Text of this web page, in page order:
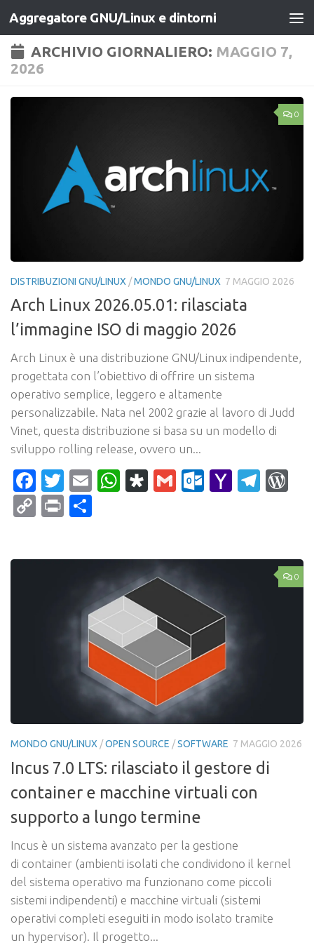
Salta al contenuto
Aggregatore GNU/Linux e dintorni
ARCHIVIO GIORNALIERO: MAGGIO 7,
2026
0
DISTRIBUZIONI GNU/LINUX /MONDO GNU/LINUX 7 MAGGIO 2026
Arch Linux 2026.05.01: rilasciata
l’immagine ISO di maggio 2026
Arch Linux è una distribuzione GNU/Linux indipendente,
progettata con l’obiettivo di offrire un sistema
operativo semplice, leggero e altamente
personalizzabile. Nata nel 2002 grazie al lavoro di Judd
Vinet, questa distribuzione si basa su un modello di
sviluppo rolling release, ovvero un...
Facebook
Twitter
EmailWhatsApp
Diaspora
Gmail Yahoo
CopyPrint
0
MONDO GNU/LINUX /OPEN SOURCE /SOFTWARE 7 MAGGIO 2026
Incus 7.0 LTS: rilasciato il gestore di
container e macchine virtuali con
supporto a lungo termine
Incus è un sistema avanzato per la gestione
di container (ambienti isolati che condividono il kernel
del sistema operativo ma funzionano come piccoli
sistemi indipendenti) e macchine virtuali (sistemi
operativi completi eseguiti in modo isolato tramite
un hypervisor). Il progetto...